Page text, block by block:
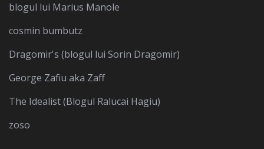
blogul lui Marius Manole
cosmin bumbutz
Dragomir's (blogul lui Sorin Dragomir)
George Zafiu aka Zaff
The Idealist (Blogul Ralucai Hagiu)
zoso